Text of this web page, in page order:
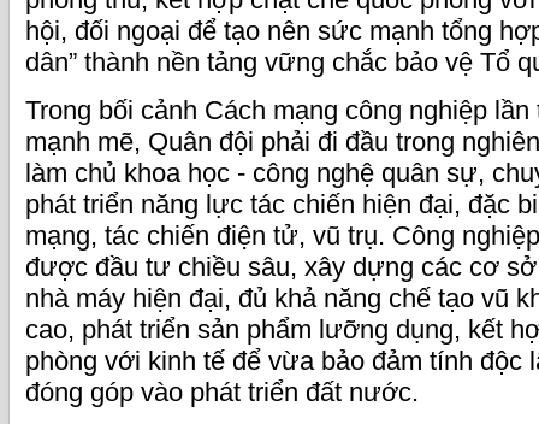
hội, đối ngoại để tạo nên sức mạnh tổng
dân” thành nền tảng vững chắc bảo vệ Tổ
Trong bối cảnh Cách mạng công nghiệp
mạnh mẽ, Quân đội phải đi đầu trong
làm chủ khoa học - công nghệ quân sự,
phát triển năng lực tác chiến hiện đại, đặc
mạng, tác chiến điện tử, vũ trụ. Công
được đầu tư chiều sâu, xây dựng các cơ
nhà máy hiện đại, đủ khả năng chế tạo vũ
cao, phát triển sản phẩm lưỡng dụng, kết
phòng với kinh tế để vừa bảo đảm tính độc
đóng góp vào phát triển đất nước.